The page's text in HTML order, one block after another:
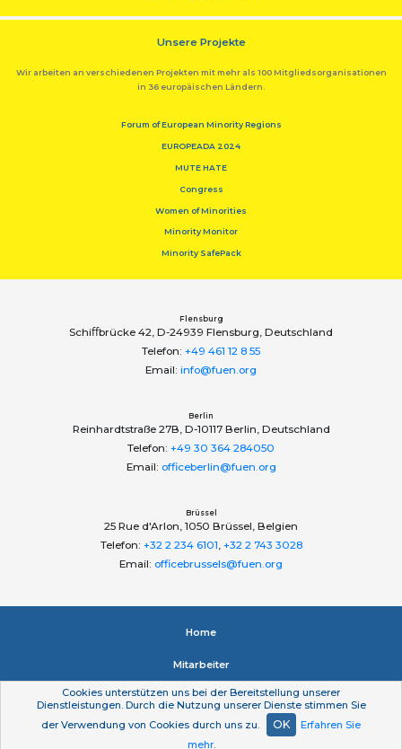
Unsere Projekte
Wir arbeiten an verschiedenen Projekten mit mehr als 100 Mitgliedsorganisationen
in 36 europäischen Ländern.
Forum of European Minority Regions
EUROPEADA 2024
MUTE HATE
Congress
Women of Minorities
Minority Monitor
Minority SafePack
Flensburg
Schiﬀbrücke 42, D-24939 Flensburg, Deutschland
Telefon: +49 461 12 8 55
Email: info@fuen.org
Berlin
Reinhardtstraße 27B, D-10117 Berlin, Deutschland
Telefon: +49 30 364 284050
Email: officeberlin@fuen.org
Brüssel
25 Rue d'Arlon, 1050 Brüssel, Belgien
Telefon: +32 2 234 6101, +32 2 743 3028
Email: officebrussels@fuen.org
Home
Mitarbeiter
Impressum
Datenschutzerklärung
Cookies unterstützen uns bei der Bereitstellung unserer
Dienstleistungen. Durch die Nutzung unserer Dienste stimmen Sie
der Verwendung von Cookies durch uns zu.
OK
Erfahren Sie
mehr.